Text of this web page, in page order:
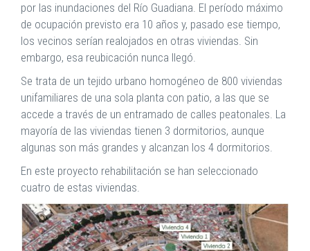
por las inundaciones del Río Guadiana. El período máximo
de ocupación previsto era 10 años y, pasado ese tiempo,
los vecinos serían realojados en otras viviendas. Sin
embargo, esa reubicación nunca llegó.
Se trata de un tejido urbano homogéneo de 800 viviendas
unifamiliares de una sola planta con patio, a las que se
accede a través de un entramado de calles peatonales. La
mayoría de las viviendas tienen 3 dormitorios, aunque
algunas son más grandes y alcanzan los 4 dormitorios.
En este proyecto rehabilitación se han seleccionado
cuatro de estas viviendas.